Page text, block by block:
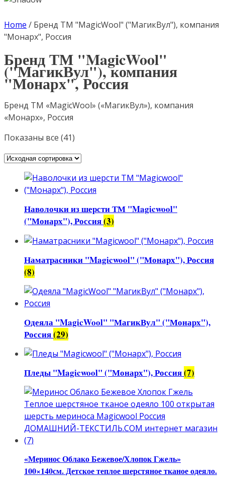
Home / Бренд ТМ "MagicWool" ("МагикВул"), компания
"Монарх", Россия
Бренд ТМ "MagicWool"
("МагикВул"), компания
"Монарх", Россия
Бренд ТМ «MagicWool» («МагикВул»), компания
«Монарх», Россия
Показаны все (41)
Наволочки из шерсти ТМ "Magicwool"
("Монарх"), Россия(3)
Наматрасники "Magicwool" ("Монарх"), Россия
(8)
Одеяла "MagicWool" "МагикВул" ("Монарх"),
Россия(29)
Пледы "Magicwool" ("Монарх"), Россия(7)
«Меринос Облако Бежевое/Хлопок Гжель»
100×140см. Детское теплое шерстяное тканое одеяло.